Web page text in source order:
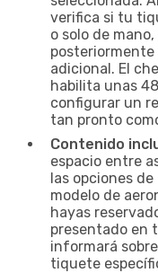
verifica si tu
o solo de
adicional. El
habilita unas
configurar un
tan pronto
Contenido
espacio entre
las opciones
modelo de
hayas
presentado en
informará
tiquete